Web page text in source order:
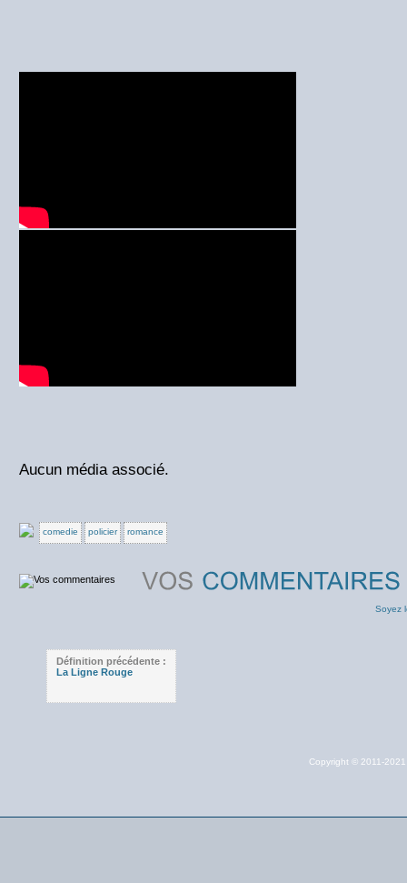
Aucun média associé.
comedie policier romance
Soyez
Définition précédente :
La Ligne Rouge
Copyright © 2011-